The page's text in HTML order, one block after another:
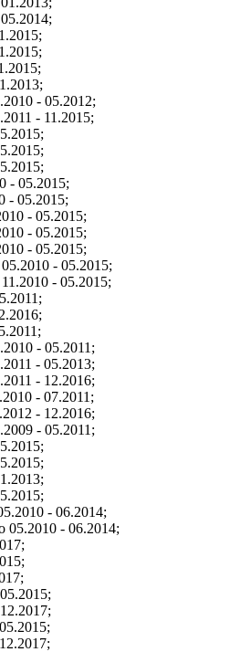
- 05.2012;
- 11.2015;
- 05.2015;
- 05.2015;
- 05.2015;
- 05.2015;
- 05.2015;
- 05.2015;
- 05.2015;
- 05.2011;
- 05.2013;
- 12.2016;
- 07.2011;
- 12.2016;
- 05.2011;
- 06.2014;
05.2010 - 06.2014;